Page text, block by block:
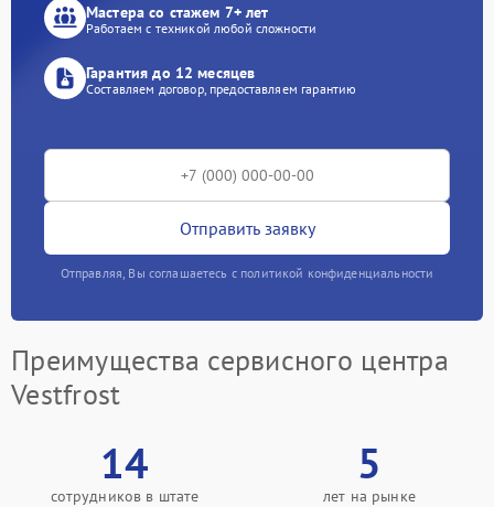
Мастера со стажем 7+ лет
Работаем с техникой любой сложности
Гарантия до 12 месяцев
Составляем договор, предоставляем гарантию
Отправить заявку
Отправляя, Вы соглашаетесь с политикой конфиденциальности
Преимущества сервисного центра
Vestfrost
14
сотрудников в штате
5
лет на рынке